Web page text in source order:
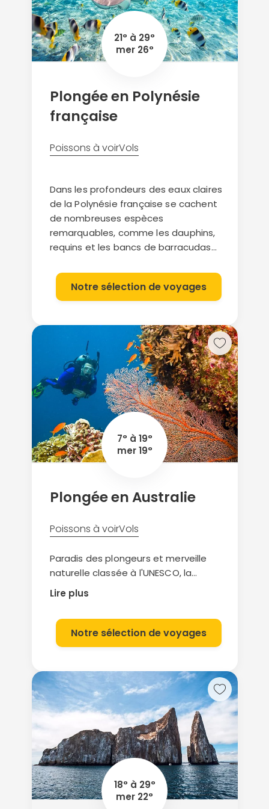
niveaux. Les demoiselles et les girelles
ondulent au milieu des nudibranches
et des spirographes aux couleurs
éclatantes. Les poulpes côtoient les
posidonie, et sous vos yeux ébahis
dansent les dauphins et les très rares
phoques moines.
21° à 29°
mer 26°
Plongée en Polynésie
française
Poissons à voirVols
Dans les profondeurs des eaux claires
de la Polynésie française se cachent
de nombreuses espèces
remarquables, comme les dauphins,
requins et les bancs de barracudas...
Notre sélection de voyages
7° à 19°
mer 19°
Plongée en Australie
Poissons à voirVols
Paradis des plongeurs et merveille
naturelle classée à l'UNESCO, la
Grande Barrière de Corail offre des
plongées exceptionnelles, entourés
de quelques milliers d'espèces de
poissons...
Lire plus
Notre sélection de voyages
18° à 29°
mer 22°